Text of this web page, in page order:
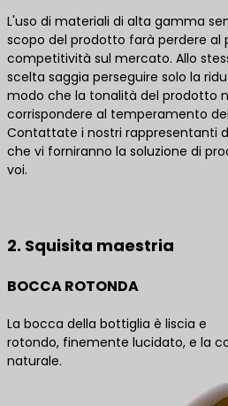
L'uso di materiali di alta gamma
scopo del prodotto farà perdere al
competitività sul mercato. Allo
scelta saggia perseguire solo la
modo che la tonalità del prodotto
corrispondere al temperamento
Contattate i nostri rappresentanti
che vi forniranno la soluzione di
voi.
2. Squisita maestria
BOCCA ROTONDA
La bocca della bottiglia è liscia e
rotondo, finemente lucidato, e la
naturale.